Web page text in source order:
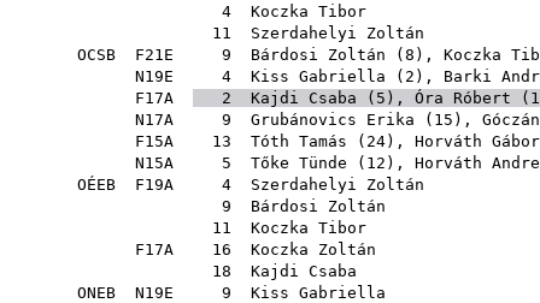
4
Koczka Tibor
11
Szerdahelyi Zoltán
OCSB F21E 9 Bárdosi Zoltán ( 8 ), Koczka
N19E 4 Kiss Gabriella ( 2 ), Barki
F17A
2 Kajdi Csaba ( 5 ), Óra Róbert (
N17A 9 Grubánovics Erika ( 15 ),
F15A 13 Tóth Tamás ( 24), Horváth Gábor
N15A 5 Tőke Tünde ( 12 ), Horváth
OÉEB F19A 4
Szerdahelyi Zoltán
9
Bárdosi Zoltán
11
Koczka Tibor
F17A 16
Koczka Zoltán
18
Kajdi Csaba
ONEB N19E 9
Kiss Gabriella